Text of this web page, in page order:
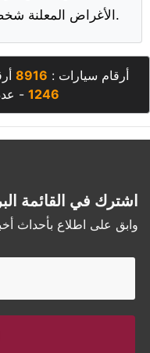
الأغراض المعلنة شخصيا والقيام بالفحص قبل الشراء.
أرقام سيارات : 8916
1246
-
اشترك في القائمة
وابق على اطلاع بأحداث